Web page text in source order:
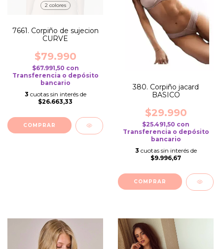
2 colores
7661. Corpiño de sujecion
CURVE
$79.990
$67.991,50 con
Transferencia o depósito
bancario
3 cuotas sin interés de
$26.663,33
COMPRAR
380. Corpiño jacard
BASICO
$29.990
$25.491,50 con
Transferencia o depósito
bancario
3 cuotas sin interés de
$9.996,67
COMPRAR